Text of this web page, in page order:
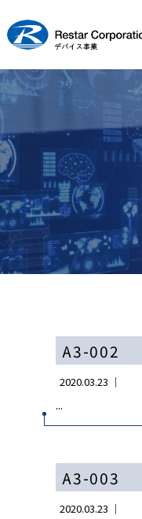
A3-002
2020.03.23 ｜
...
A3-003
2020.03.23 ｜